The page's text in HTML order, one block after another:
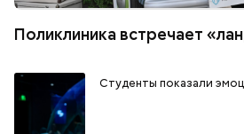
Поликлиника встречает
Студенты показали